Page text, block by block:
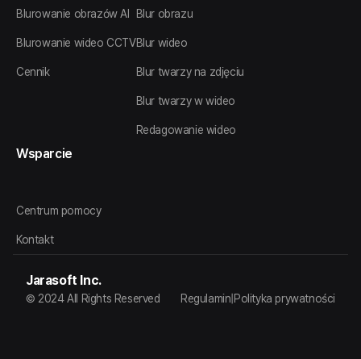
Blurowanie obrazów AI
Blurowanie wideo CCTV
Cennik
Blur obrazu
Blur wideo
Blur twarzy na zdjęciu
Blur twarzy w wideo
Redagowanie wideo
Wsparcie
Centrum pomocy
Kontakt
Jarasoft Inc.
© 2024 All Rights Reserved Regulamin Polityka prywatności